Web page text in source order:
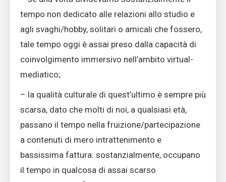
tempo non dedicato alle relazioni allo studio e
agli svaghi/hobby, solitari o amicali che fossero,
tale tempo oggi è assai preso dalla capacità di
coinvolgimento immersivo nell’ambito virtual-
mediatico;
– la qualità culturale di quest’ultimo è sempre più
scarsa, dato che molti di noi, a qualsiasi età,
passano il tempo nella fruizione/partecipazione
a contenuti di mero intrattenimento e
bassissima fattura: sostanzialmente, occupano
il tempo in qualcosa di assai scarso